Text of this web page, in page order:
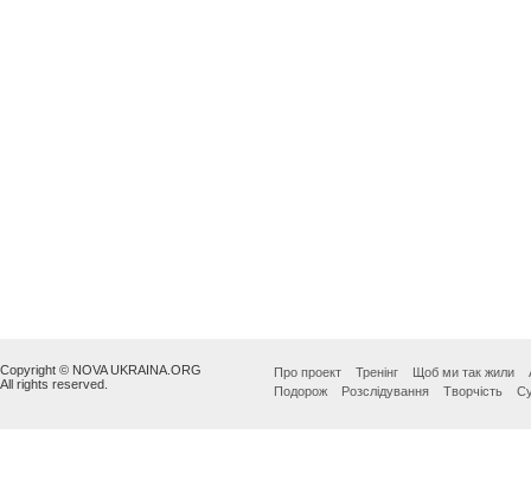
Copyright © NOVA UKRAINA.ORG
All rights reserved.
Про проект Тренінг Щоб ми так жили
Подорож
Розслідування Творчість